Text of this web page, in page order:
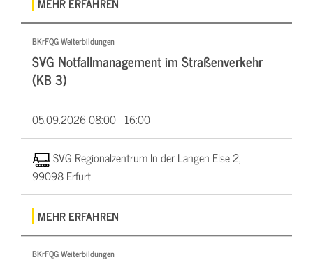
BKrFQG Weiterbildungen
SVG Notfallmanagement im Straßenverkehr
(KB 3)
05.09.202608:00 - 16:00
SVG Regionalzentrum In der Langen Else 2,
99098 Erfurt
MEHR ERFAHREN
BKrFQG Weiterbildungen